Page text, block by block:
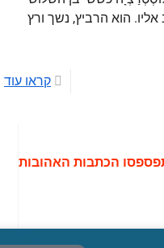
הוא הרביץ, נשך ורץ
קראו עוד
הכתבות האהובות